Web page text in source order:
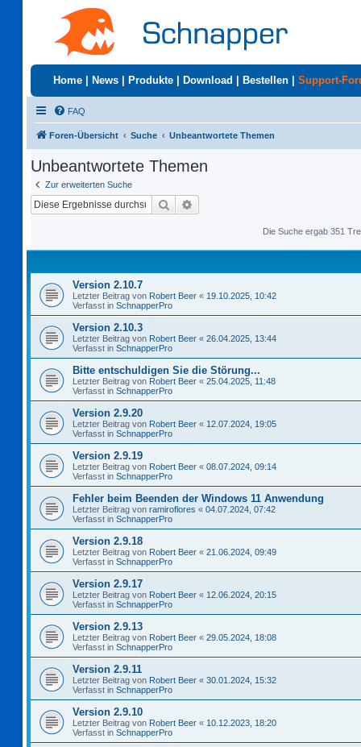
Home News Produkte Download Bestellen Support-
FAQ
Foren-Übersicht Suche Unbeantwortete Themen
Unbeantwortete Themen
Zur erweiterten Suche
Suche
Die Suche ergab 351
Version 2.10.7
Letzter Beitrag von Robert Beer « 19.10.2025, 10:42
Verfasst in SchnapperPro
Version 2.10.3
Letzter Beitrag von Robert Beer « 26.04.2025, 13:44
Verfasst in SchnapperPro
Bitte entschuldigen Sie die Störung...
Letzter Beitrag von Robert Beer « 25.04.2025, 11:48
Verfasst in SchnapperPro
Version 2.9.20
Letzter Beitrag von Robert Beer « 12.07.2024, 19:05
Verfasst in SchnapperPro
Version 2.9.19
Letzter Beitrag von Robert Beer « 08.07.2024, 09:14
Verfasst in SchnapperPro
Fehler beim Beenden der Windows 11 Anwendung
Letzter Beitrag von ramiroflores « 04.07.2024, 07:42
Verfasst in SchnapperPro
Version 2.9.18
Letzter Beitrag von Robert Beer « 21.06.2024, 09:49
Verfasst in SchnapperPro
Version 2.9.17
Letzter Beitrag von Robert Beer « 12.06.2024, 20:15
Verfasst in SchnapperPro
Version 2.9.13
Letzter Beitrag von Robert Beer « 29.05.2024, 18:08
Verfasst in SchnapperPro
Version 2.9.11
Letzter Beitrag von Robert Beer « 30.01.2024, 15:32
Verfasst in SchnapperPro
Version 2.9.10
Letzter Beitrag von Robert Beer « 10.12.2023, 18:20
Verfasst in SchnapperPro